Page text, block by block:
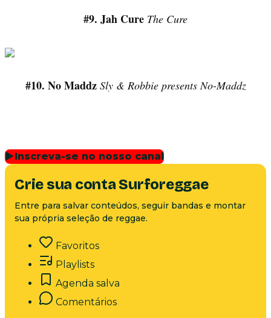
#9. Jah Cure The Cure
#10. No Maddz Sly & Robbie presents No-Maddz
▶Inscreva-se no nosso canal
Crie sua conta Surforeggae
Entre para salvar conteúdos, seguir bandas e montar
sua própria seleção de reggae.
Favoritos
Playlists
Agenda salva
Comentários